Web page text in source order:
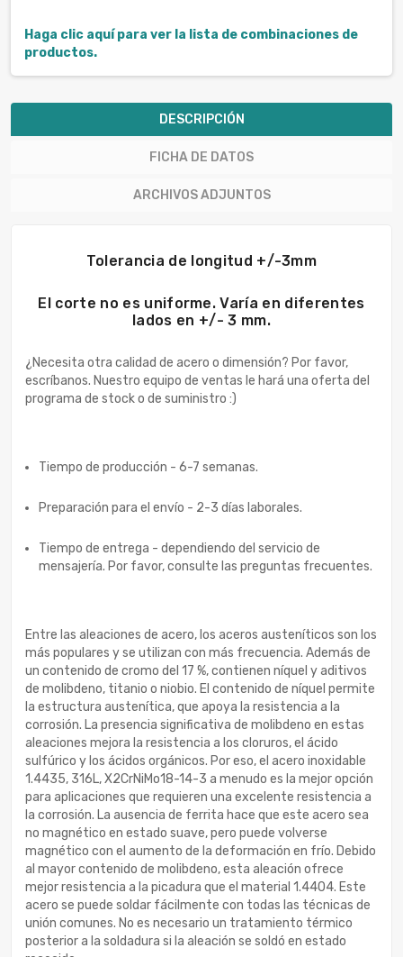
Haga clic aquí para ver la lista de combinaciones de
productos.
DESCRIPCIÓN
FICHA DE DATOS
ARCHIVOS ADJUNTOS
Tolerancia de longitud +/-3mm
El corte no es uniforme. Varía en diferentes
lados en +/- 3 mm.
¿Necesita otra calidad de acero o dimensión? Por favor,
escríbanos. Nuestro equipo de ventas le hará una oferta del
programa de stock o de suministro :)
Tiempo de producción - 6-7 semanas.
Preparación para el envío - 2-3 días laborales.
Tiempo de entrega - dependiendo del servicio de
mensajería. Por favor, consulte las preguntas frecuentes.
Entre las aleaciones de acero, los aceros austeníticos son los
más populares y se utilizan con más frecuencia. Además de
un contenido de cromo del 17 %, contienen níquel y aditivos
de molibdeno, titanio o niobio. El contenido de níquel permite
la estructura austenítica, que apoya la resistencia a la
corrosión. La presencia significativa de molibdeno en estas
aleaciones mejora la resistencia a los cloruros, el ácido
sulfúrico y los ácidos orgánicos. Por eso, el acero inoxidable
1.4435, 316L, X2CrNiMo18-14-3 a menudo es la mejor opción
para aplicaciones que requieren una excelente resistencia a
la corrosión. La ausencia de ferrita hace que este acero sea
no magnético en estado suave, pero puede volverse
magnético con el aumento de la deformación en frío. Debido
al mayor contenido de molibdeno, esta aleación ofrece
mejor resistencia a la picadura que el material 1.4404. Este
acero se puede soldar fácilmente con todas las técnicas de
unión comunes. No es necesario un tratamiento térmico
posterior a la soldadura si la aleación se soldó en estado